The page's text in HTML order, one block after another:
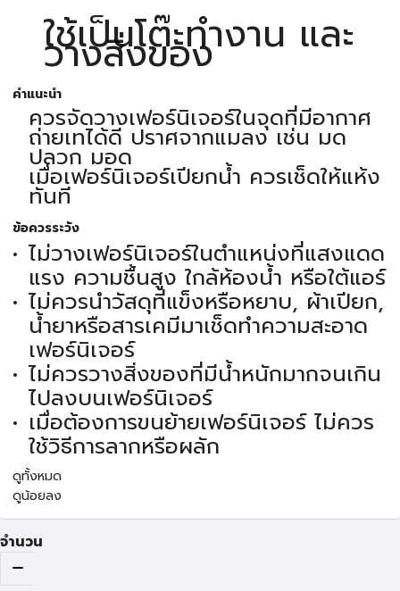
ใช้เป็นโต๊ะทำงาน และ
วางสิ่งของ
คำแนะนำ
ควรจัดวางเฟอร์นิเจอร์ในจุดที่มีอากาศ
ถ่ายเทได้ดี ปราศจากแมลง เช่น มด
ปลวก มอด
เมื่อเฟอร์นิเจอร์เปียกน้ำ ควรเช็ดให้แห้ง
ทันที
ข้อควรระวัง
ไม่วางเฟอร์นิเจอร์ในตำแหน่งที่แสงแดด
แรง ความชื้นสูง ใกล้ห้องน้ำ หรือใต้แอร์
ไม่ควรนำวัสดุที่แข็งหรือหยาบ, ผ้าเปียก,
น้ำยาหรือสารเคมีมาเช็ดทำความสะอาด
เฟอร์นิเจอร์
ไม่ควรวางสิ่งของที่มีน้ำหนักมากจนเกิน
ไปลงบนเฟอร์นิเจอร์
เมื่อต้องการขนย้ายเฟอร์นิเจอร์ ไม่ควร
ใช้วิธีการลากหรือผลัก
ดูทั้งหมด
ดูน้อยลง
จำนวน